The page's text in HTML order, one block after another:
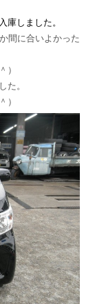
庫しました。
間に合いよかった
）
た。
）